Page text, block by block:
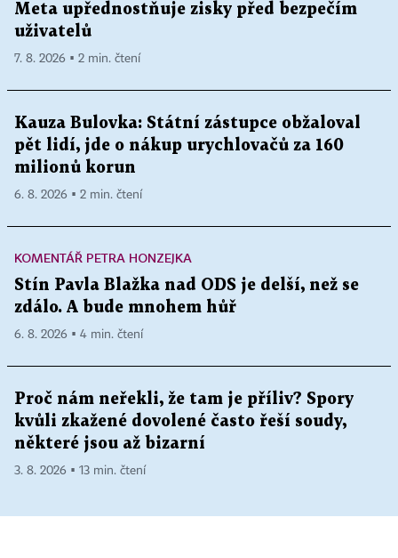
Meta upřednostňuje zisky před bezpečím
uživatelů
7. 8. 2026 ▪ 2 min. čtení
Kauza Bulovka: Státní zástupce obžaloval
pět lidí, jde o nákup urychlovačů za 160
milionů korun
6. 8. 2026 ▪ 2 min. čtení
KOMENTÁŘ PETRA HONZEJKA
Stín Pavla Blažka nad ODS je delší, než se
zdálo. A bude mnohem hůř
6. 8. 2026 ▪ 4 min. čtení
Proč nám neřekli, že tam je příliv? Spory
kvůli zkažené dovolené často řeší soudy,
některé jsou až bizarní
3. 8. 2026 ▪ 13 min. čtení